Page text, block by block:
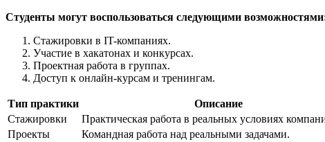
Студенты могут воспользоваться следующими
Стажировки в IT-компаниях.
Участие в хакатонах и конкурсах.
Проектная работа в группах.
Доступ к онлайн-курсам и тренингам.
Тип практики
Описание
Стажировки
Практическая работа в реальных условиях
Проекты
Командная работа над реальными задачами.